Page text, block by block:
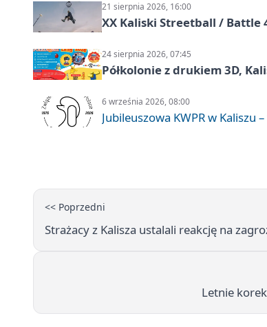
21 sierpnia 2026, 16:00
XX Kaliski Streetball / Battle
24 sierpnia 2026, 07:45
Półkolonie z drukiem 3D,
6 września 2026, 08:00
Jubileuszowa KWPR w Kaliszu
<< Poprzedni
Strażacy z Kalisza ustalali reakcję na
Letnie